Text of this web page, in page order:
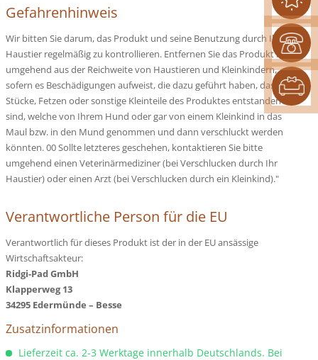
Gefahrenhinweis
Wir bitten Sie darum, das Produkt und seine Benutzung durch Ihr
Haustier regelmäßig zu kontrollieren. Entfernen Sie das Produkt bitte
umgehend aus der Reichweite von Haustieren und Kleinkindern,
sofern es Beschädigungen aufweist, die dazu geführt haben, dass
Stücke, Fetzen oder sonstige Kleinteile des Produktes entstanden
sind, welche von Ihrem Hund oder gar von einem Kleinkind in das
Maul bzw. in den Mund genommen und dann verschluckt werden
könnten. 00 Sollte letzteres geschehen, kontaktieren Sie bitte
umgehend einen Veterinärmediziner (bei Verschlucken durch Ihr
Haustier) oder einen Arzt (bei Verschlucken durch ein Kleinkind)."
Verantwortliche Person für die EU
Verantwortlich für dieses Produkt ist der in der EU ansässige
Wirtschaftsakteur:
Ridgi-Pad GmbH
Klapperweg 13
34295 Edermünde – Besse
Zusatzinformationen
Lieferzeit ca. 2-3 Werktage innerhalb Deutschlands. Bei